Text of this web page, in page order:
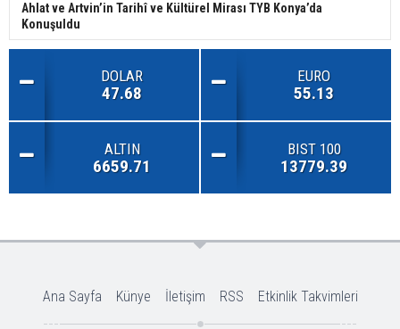
Ahlat ve Artvin’in Tarihî ve Kültürel Mirası TYB Konya’da
Konuşuldu
DOLAR
47.68
EURO
55.13
ALTIN
6659.71
BIST 100
13779.39
Ana Sayfa Künye İletişim RSS Etkinlik Takvimleri